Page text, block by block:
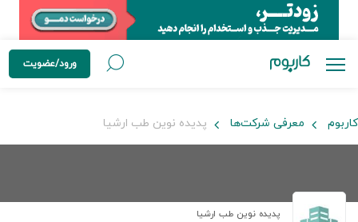
ورود/عضویت
کاربوم معرفی شرکت‌ها پدیده نوین طب ارشیا
پدیده نوین طب ارشیا